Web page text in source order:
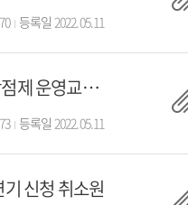
등록일 2022.05.11
학점인정 신청서(특별학점제 운영교육과정)
등록일 2022.05.11
신청 취소원